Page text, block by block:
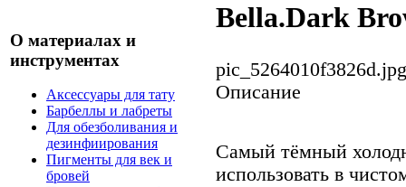
О материалах и
инструментах
Аксессуары для тату
Барбеллы и лабреты
Для обезболивания и
дезинфиирования
Пигменты для век и
бровей
Bella.Dark
pic_5264010f3826d.jpg
Описание
Самый тёмный
использовать в